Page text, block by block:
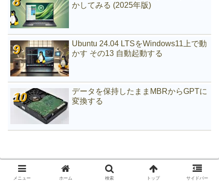
かしてみる (2025年版)
Ubuntu 24.04 LTSをWindows11上で動
かす その13 自動起動する
データを保持したままMBRからGPTに
変換する
メニュー ホーム 検索 トップ サイドバー